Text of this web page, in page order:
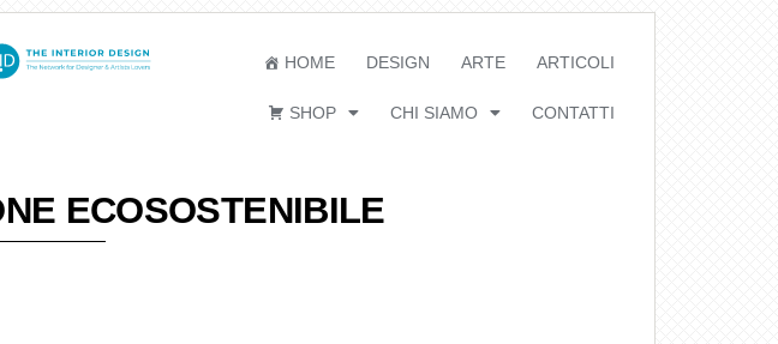
HOME DESIGN ARTE ARTICOLI
SHOP CHI SIAMO CONTATTI
ECOSOSTENIBILE